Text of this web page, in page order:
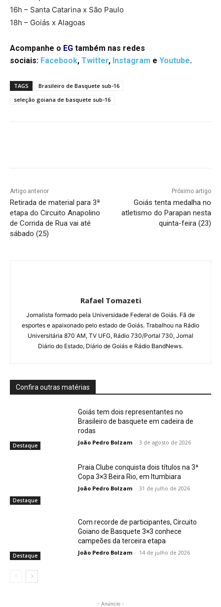
16h – Santa Catarina x São Paulo
18h – Goiás x Alagoas
Acompanhe o EG também nas redes
sociais: Facebook, Twitter, Instagram e Youtube.
TAGS
Brasileiro de Basquete sub-16
seleção goiana de basquete sub-16
Artigo anterior
Retirada de material para 3ª
etapa do Circuito Anapolino
de Corrida de Rua vai até
sábado (25)
Próximo artigo
Goiás tenta medalha no
atletismo do Parapan nesta
quinta-feira (23)
Rafael Tomazeti
Jornalista formado pela Universidade Federal de Goiás. Fã de
esportes e apaixonado pelo estado de Goiás. Trabalhou na Rádio
Universitária 870 AM, TV UFG, Rádio 730/Portal 730, Jornal
Diário do Estado, Diário de Goiás e Rádio BandNews.
Confira outras matérias
Destaque
Goiás tem dois representantes no
Brasileiro de basquete em cadeira de
rodas
João Pedro Bolzam - 3 de agosto de 2026
Destaque
Praia Clube conquista dois títulos na 3ª
Copa 3×3 Beira Rio, em Itumbiara
João Pedro Bolzam - 31 de julho de 2026
Destaque
Com recorde de participantes, Circuito
Goiano de Basquete 3×3 conhece
campeões da terceira etapa
João Pedro Bolzam - 14 de julho de 2026
- Anúncio -